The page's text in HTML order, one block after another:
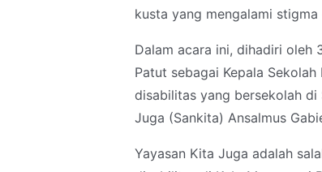
kusta yang mengalami
Dalam acara ini, dihadiri oleh
Patut sebagai Kepala
disabilitas yang bersekolah di
Juga (Sankita) Ansalmus
Yayasan Kita Juga adalah